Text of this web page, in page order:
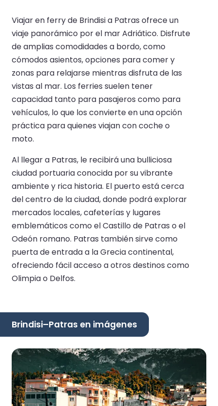
Viajar en ferry de Brindisi a Patras ofrece un
viaje panorámico por el mar Adriático. Disfrute
de amplias comodidades a bordo, como
cómodos asientos, opciones para comer y
zonas para relajarse mientras disfruta de las
vistas al mar. Los ferries suelen tener
capacidad tanto para pasajeros como para
vehículos, lo que los convierte en una opción
práctica para quienes viajan con coche o
moto.
Al llegar a Patras, le recibirá una bulliciosa
ciudad portuaria conocida por su vibrante
ambiente y rica historia. El puerto está cerca
del centro de la ciudad, donde podrá explorar
mercados locales, cafeterías y lugares
emblemáticos como el Castillo de Patras o el
Odeón romano. Patras también sirve como
puerta de entrada a la Grecia continental,
ofreciendo fácil acceso a otros destinos como
Olimpia o Delfos.
Brindisi–Patras en imágenes